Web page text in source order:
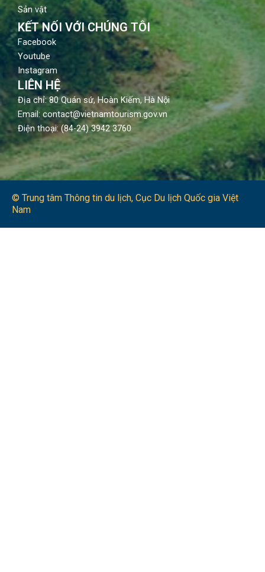
Sản vật
KẾT NỐI VỚI CHÚNG TÔI
Facebook
Youtube
Instagram
LIÊN HỆ
Địa chỉ: 80 Quán sứ, Hoàn Kiếm, Hà Nội
Email: contact@vietnamtourism.gov.vn
Điện thoại: (84-24) 3942 3760
© Trung tâm Thông tin du lịch​, Cục Du lịch Quốc gia Việt
Nam